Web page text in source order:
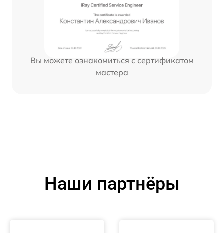
Вы можете ознакомиться с сертификатом
мастера
Наши партнёры